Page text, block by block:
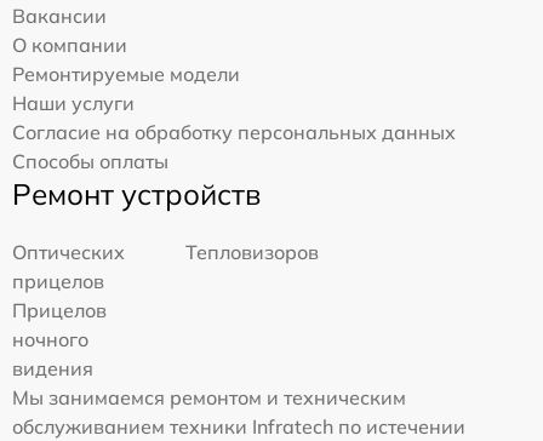
Вакансии
О компании
Ремонтируемые модели
Наши услуги
Согласие на обработку персональных данных
Способы оплаты
Ремонт устройств
Оптических
прицелов
Тепловизоров
Прицелов
ночного
видения
Мы занимаемся ремонтом и техническим
обслуживанием техники Infratech по истечении